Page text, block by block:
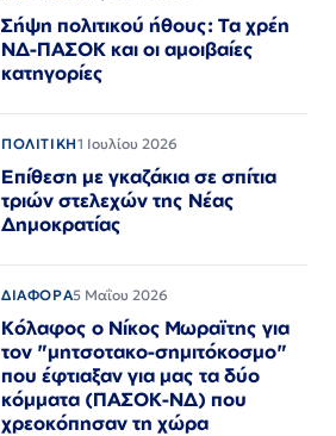
Σήψη πολιτικού ήθους: Τα χρέη
ΝΔ-ΠΑΣΟΚ και οι αμοιβαίες
κατηγορίες
ΠΟΛΙΤΙΚΗ1 Ιουλίου 2026
Επίθεση με γκαζάκια σε σπίτια
τριών στελεχών της Νέας
Δημοκρατίας
ΔΙΑΦΟΡΑ5 Μαΐου 2026
Κόλαφος ο Νίκος Μωραϊτης για
τον "μητσοτακο-σημιτόκοσμο"
που έφτιαξαν για μας τα δύο
κόμματα (ΠΑΣΟΚ-ΝΔ) που
χρεοκόπησαν τη χώρα